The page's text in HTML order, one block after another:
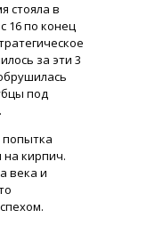
стояла в
16 по конец
за эти 3
под
попытка
на кирпич.
века и